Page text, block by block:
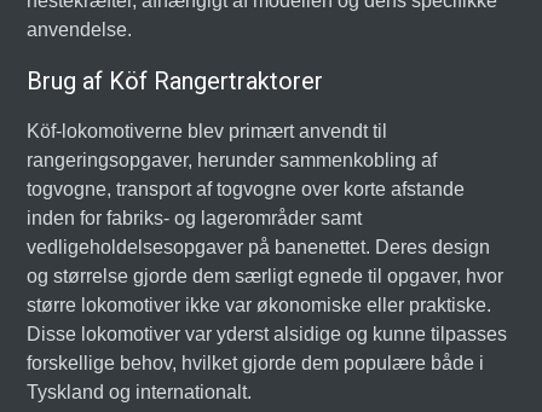
anvendelse.
Brug af Köf Rangertraktorer
Köf-lokomotiverne blev primært anvendt til
rangeringsopgaver, herunder sammenkobling af
togvogne, transport af togvogne over korte afstande
inden for fabriks- og lagerområder samt
vedligeholdelsesopgaver på banenettet. Deres design
og størrelse gjorde dem særligt egnede til opgaver, hvor
større lokomotiver ikke var økonomiske eller praktiske.
Disse lokomotiver var yderst alsidige og kunne tilpasses
forskellige behov, hvilket gjorde dem populære både i
Tyskland og internationalt.